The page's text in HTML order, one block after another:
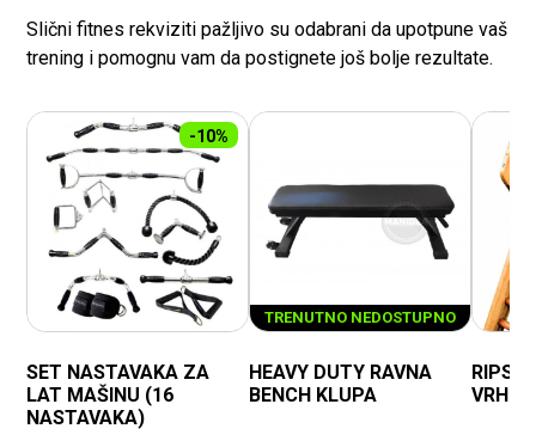
Slični fitnes rekviziti pažljivo su odabrani da upotpune vaš
trening i pomognu vam da postignete još bolje rezultate.
-10%
SET NASTAVAKA ZA
LAT MAŠINU (16
NASTAVAKA)
TRENUTNO NEDOSTUPNO
HEAVY DUTY RAVNA
BENCH KLUPA